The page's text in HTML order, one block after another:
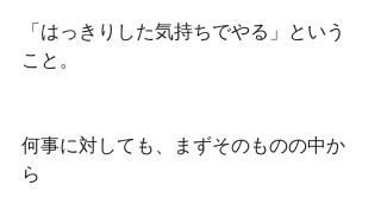
「はっきりした気持ちでやる」という
こと。
何事に対しても、まずそのものの中か
ら